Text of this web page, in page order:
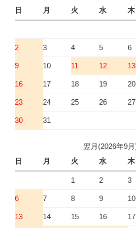
日
月 火 水 木
2 3 4 5 6
9 10 11 12 13
16 17 18 19 20
23 24 25 26 27
30 31
翌月(2026年9月
日
月 火 水 木
1 2 3
6 7 8 9 10
13 14 15 16 17